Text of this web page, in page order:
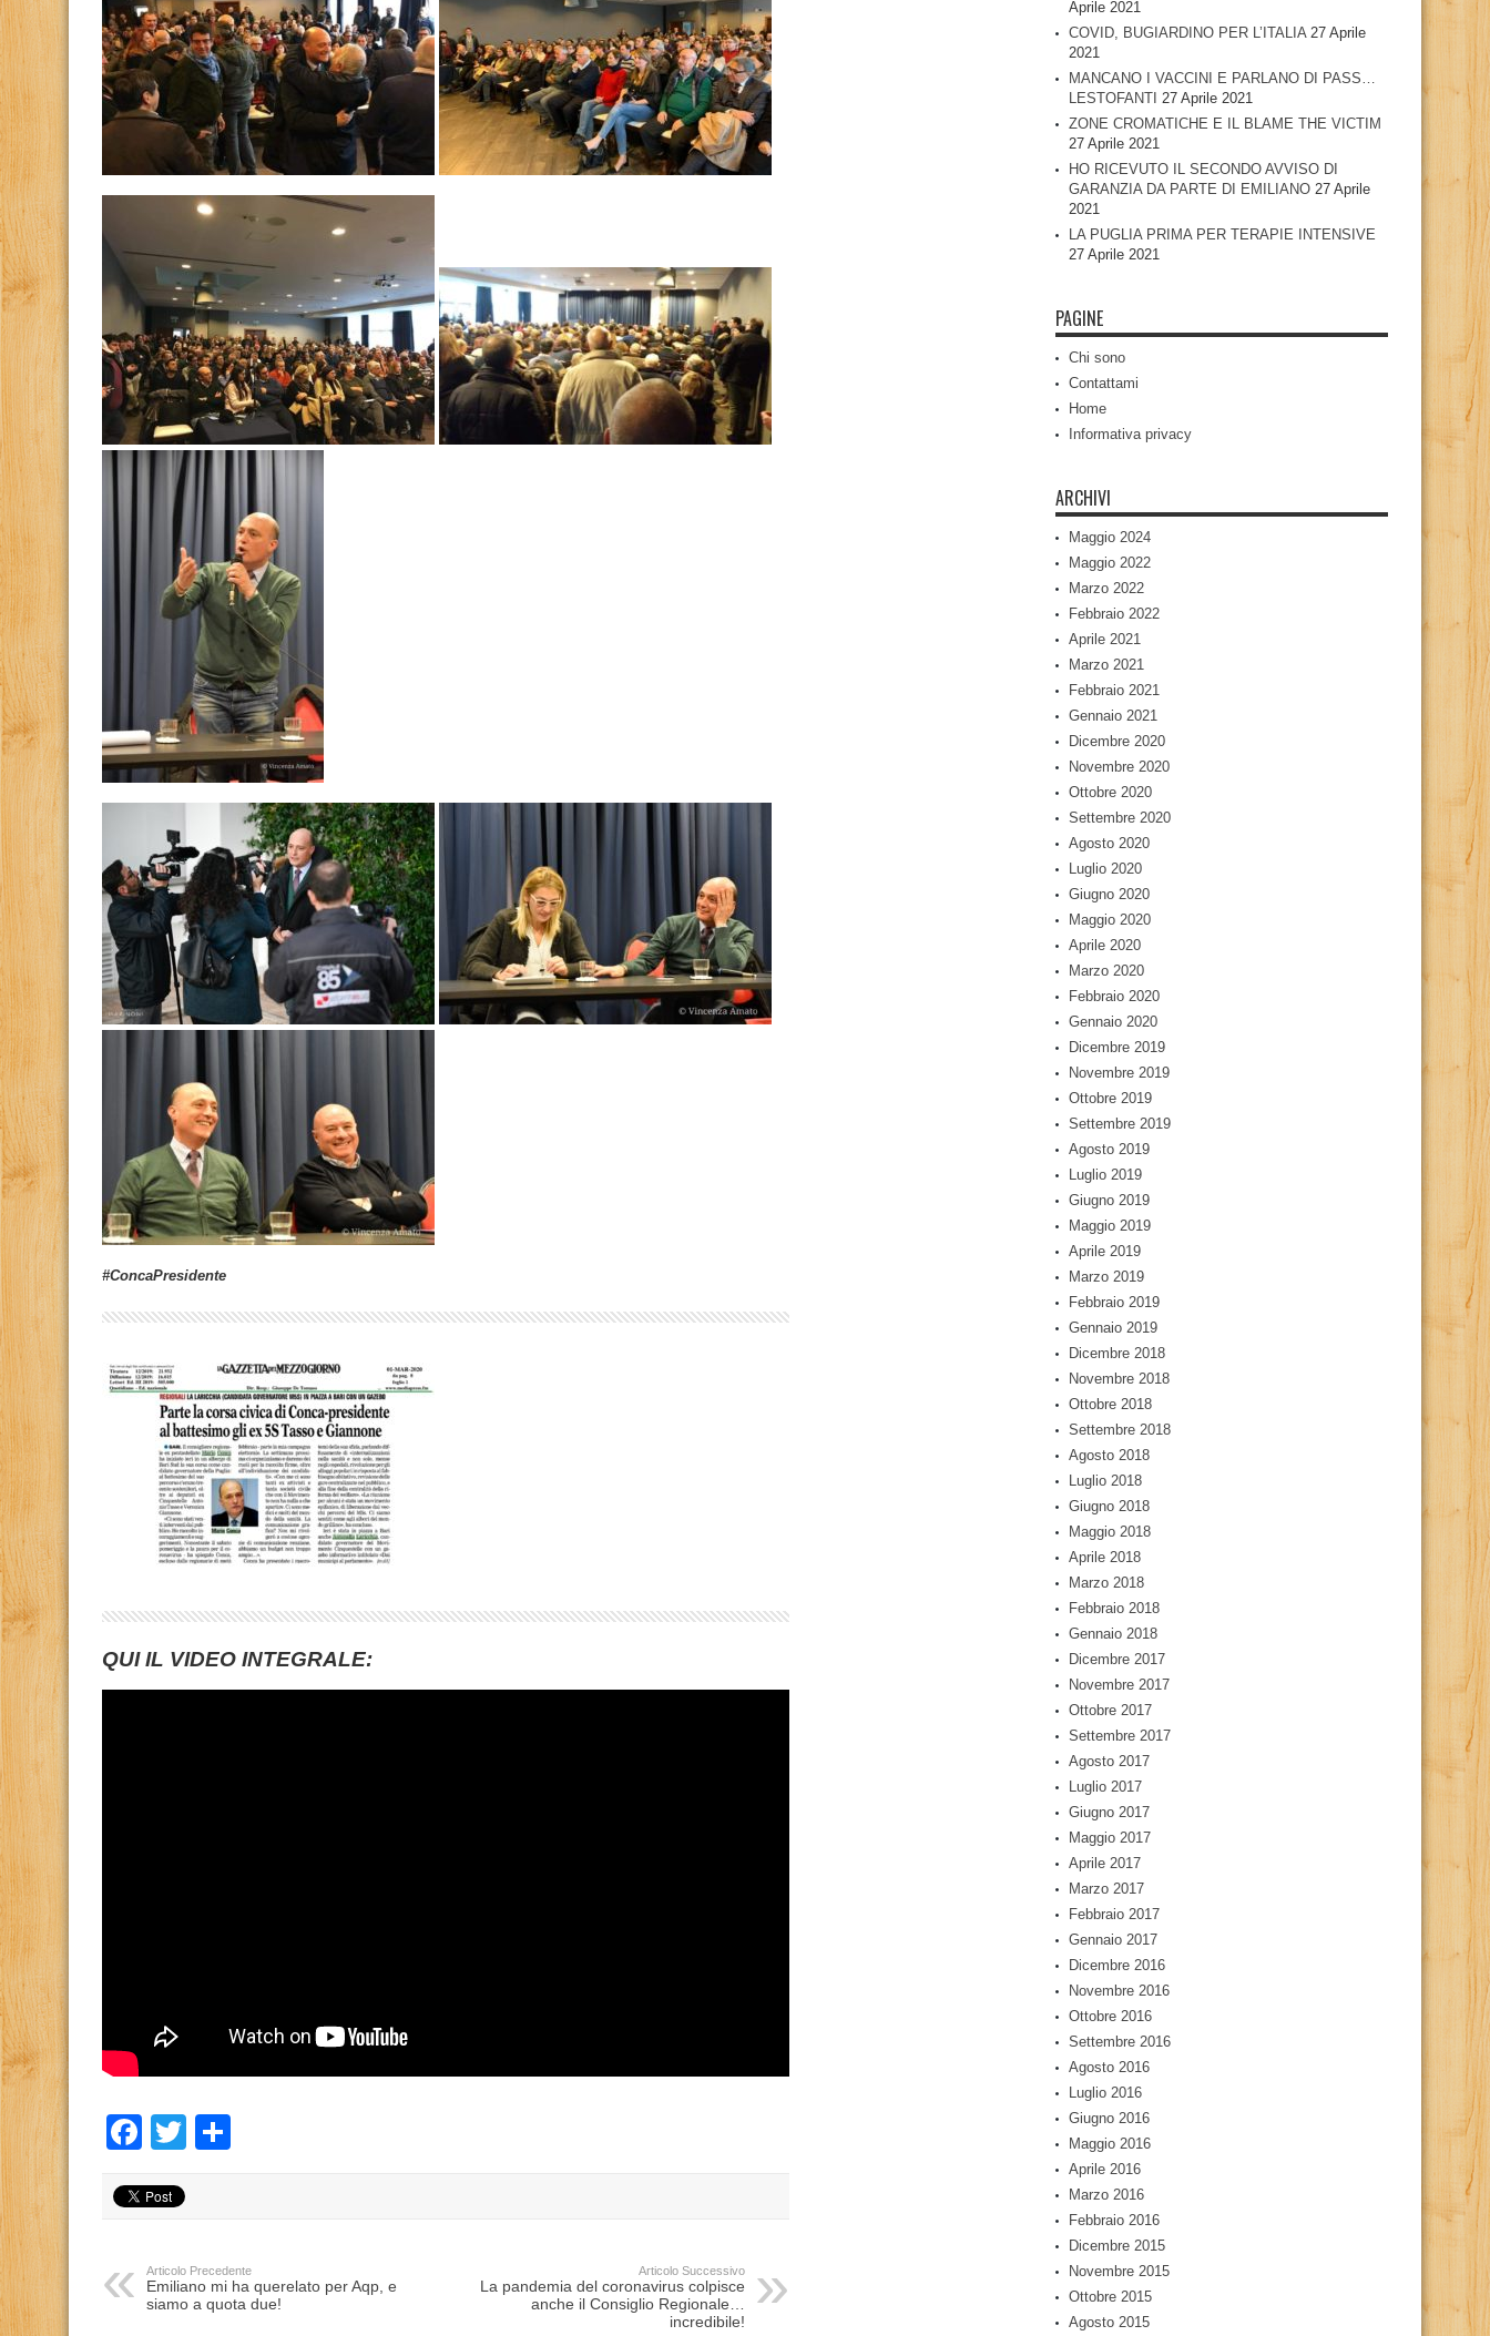
#ConcaPresidente
QUI IL VIDEO INTEGRALE:
Facebook
Twitter
Articolo Precedente
Emiliano mi ha querelato per Aqp, e
siamo a quota due!
Articolo Successivo
La pandemia del coronavirus colpisce
anche il Consiglio Regionale…
incredibile!
Aprile 2021
COVID, BUGIARDINO PER L’ITALIA 27 Aprile
2021
MANCANO I VACCINI E PARLANO DI PASS…
LESTOFANTI 27 Aprile 2021
ZONE CROMATICHE E IL BLAME THE VICTIM
27 Aprile 2021
HO RICEVUTO IL SECONDO AVVISO DI
GARANZIA DA PARTE DI EMILIANO 27 Aprile
2021
LA PUGLIA PRIMA PER TERAPIE INTENSIVE
27 Aprile 2021
PAGINE
Chi sono
Contattami
Home
Informativa privacy
ARCHIVI
Maggio 2024
Maggio 2022
Marzo 2022
Febbraio 2022
Aprile 2021
Marzo 2021
Febbraio 2021
Gennaio 2021
Dicembre 2020
Novembre 2020
Ottobre 2020
Settembre 2020
Agosto 2020
Luglio 2020
Giugno 2020
Maggio 2020
Aprile 2020
Marzo 2020
Febbraio 2020
Gennaio 2020
Dicembre 2019
Novembre 2019
Ottobre 2019
Settembre 2019
Agosto 2019
Luglio 2019
Giugno 2019
Maggio 2019
Aprile 2019
Marzo 2019
Febbraio 2019
Gennaio 2019
Dicembre 2018
Novembre 2018
Ottobre 2018
Settembre 2018
Agosto 2018
Luglio 2018
Giugno 2018
Maggio 2018
Aprile 2018
Marzo 2018
Febbraio 2018
Gennaio 2018
Dicembre 2017
Novembre 2017
Ottobre 2017
Settembre 2017
Agosto 2017
Luglio 2017
Giugno 2017
Maggio 2017
Aprile 2017
Marzo 2017
Febbraio 2017
Gennaio 2017
Dicembre 2016
Novembre 2016
Ottobre 2016
Settembre 2016
Agosto 2016
Luglio 2016
Giugno 2016
Maggio 2016
Aprile 2016
Marzo 2016
Febbraio 2016
Dicembre 2015
Novembre 2015
Ottobre 2015
Agosto 2015